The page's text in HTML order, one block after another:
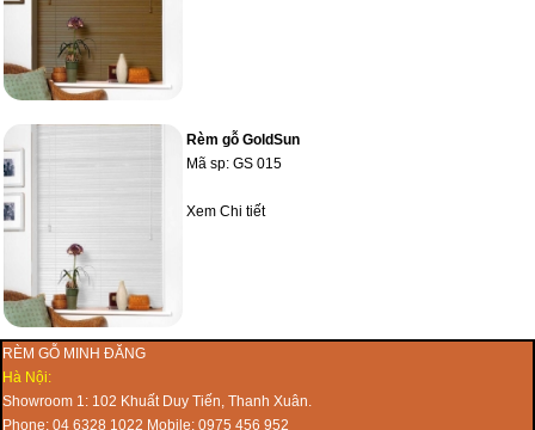
Rèm gỗ GoldSun
Mã sp: GS 015
Xem Chi tiết
RÈM GỖ MINH ĐĂNG
Hà Nội:
Showroom 1: 102 Khuất Duy Tiến, Thanh Xuân.
Phone: 04 6328 1022 Mobile: 0975 456 952